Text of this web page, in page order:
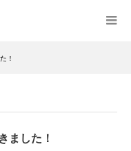
！
ました！